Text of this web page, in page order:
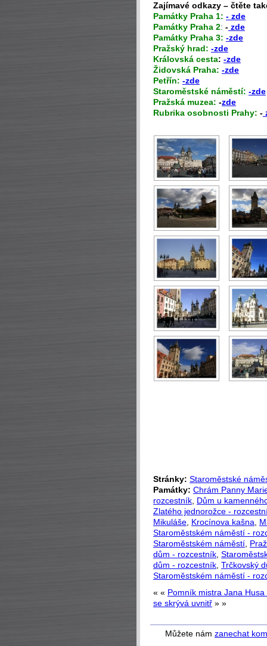
Zajímavé odkazy – čtěte
Památky Praha 1: - zde
Památky Praha 2: - zde
Památky Praha 3: -zde
Pražský hrad: -zde
Královská cesta: -zde
Židovská Praha: -zde
Petřín: -zde
Staroměstské náměstí: -zde
Pražská muzea: -zde
Rubrika osobnosti Prahy: -
Stránky: Staroměstské
Památky: Chrám Panny
rozcestník Dům u
Zlatého jednorožce -
Mikuláše Krocínova kašna
Staroměstském náměstí -
Staroměstském náměstí
dům - rozcestník
dům - rozcestník Trčkovský
Staroměstském náměstí -
« « Pomník mistra Jana
se skrývá uvnitř » »
Můžete nám zanechat